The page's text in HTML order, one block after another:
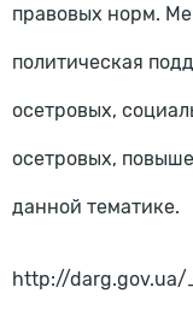
правовых норм.
политическая
осетровых,
осетровых,
данной тематике.
http://